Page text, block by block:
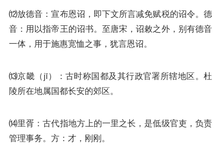
⑿放德音：宣布恩诏，即下文所言减免赋税的诏令。德
音：用以指帝王的诏书。至唐宋，诏敕之外，别有德音
一体，用于施惠宽恤之事，犹言恩诏。
⒀京畿（jī）：古时称国都及其行政官署所辖地区。杜
陵所在地属国都长安的郊区。
⒁里胥：古代指地方上的一里之长，是低级官吏，负责
管理事务。方：才，刚刚。